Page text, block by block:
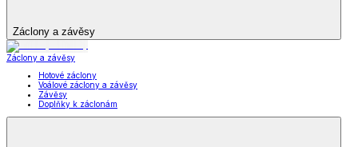
Záclony a závěsy
Záclony a závěsy
Hotové záclony
Voálové záclony a závěsy
Závěsy
Doplňky k záclonám